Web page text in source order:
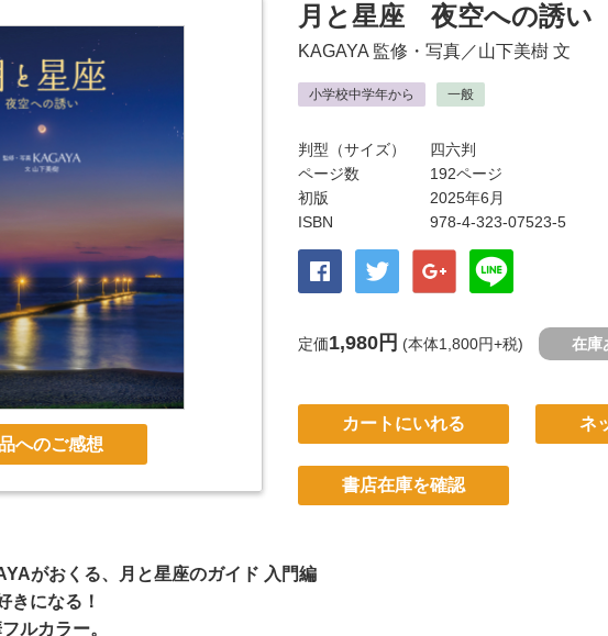
へのご感想
月と星座 夜空への誘い
KAGAYA 監修・写真／山下美樹 文
小学校中学年から 一般
判型（サイズ）
四六判
ページ数
192ページ
初版
2025年6月
ISBN
978-4-323-07523-5
定価1,980円 (本体1,800円+税) 在庫
カートにいれる ネ
書店在庫を確認
がおくる、月と星座のガイド 入門編
きになる！
ルカラー。